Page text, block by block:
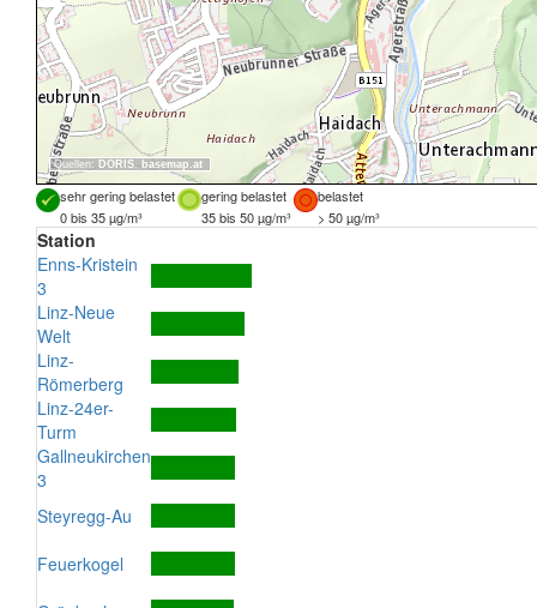
Quellen: DORIS, basemap.at
sehr gering belastet gering belastet
belastet
0 bis 35 µg/m³
35 bis 50 µg/m³ > 50 µg/m³
Station
Enns-Kristein
3
Linz-Neue
Welt
Linz-
Römerberg
Linz-24er-
Turm
Gallneukirchen
3
Steyregg-Au
Feuerkogel